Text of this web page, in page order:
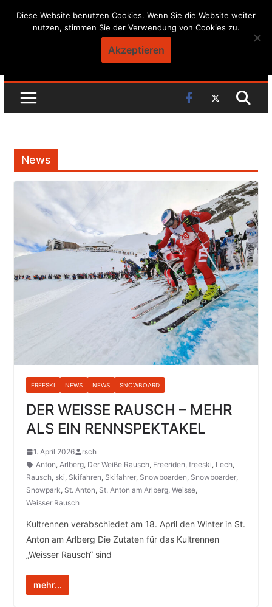
Skip
News
FREESKI NEWS NEWS SNOWBOARD
DER WEISSE RAUSCH – MEHR
ALS EIN RENNSPEKTAKEL
1. April 2026
rsch
Anton, Arlberg, Der Weiße Rausch, Freeriden, freeski, Lech,
Rausch, ski, Skifahren, Skifahrer, Snowboarden, Snowboarder,
Snowpark, St. Anton, St. Anton am Arlberg, Weisse,
Weisser Rausch
Kultrennen verabschiedet am 18. April den Winter in St.
Anton am Arlberg Die Zutaten für das Kultrennen
„Weisser Rausch“ sind
mehr...
Diese Website benutzen Cookies. Wenn Sie die Website weiter
nutzen, stimmen Sie der Verwendung von Cookies zu.
Akzeptieren